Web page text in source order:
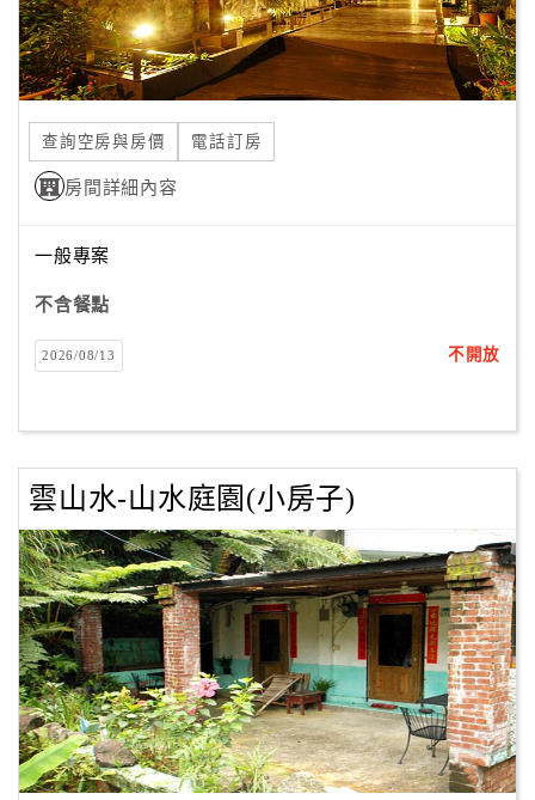
度
訂
單
管
理
員
戶
客
服
聯
單
Line
線
上
客
服
查詢空房與房價 電話訂房
房間詳細內容
一般專案
不含餐點
2026/08/13 不開放
雲山水-山水庭園(小房子)